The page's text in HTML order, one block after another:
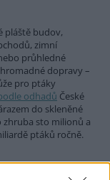
pláště budov,
zimní
průhledné
dopravy –
pro ptáky
odhadů České
do skleněné
zhruba sto milionů a
ptáků ročně.